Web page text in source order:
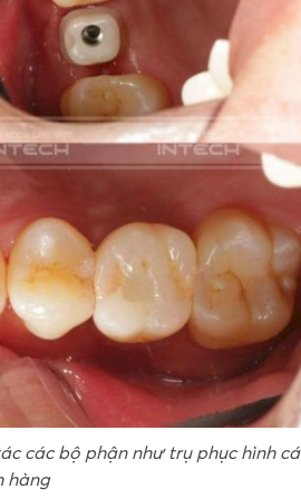
các bộ phận như trụ phục hình cá
hàng